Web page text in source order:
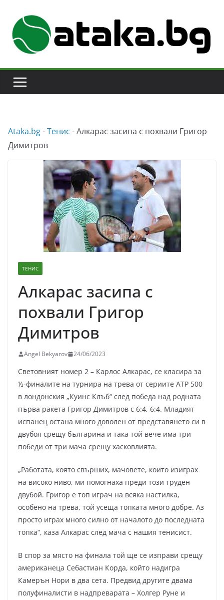
content
Аtaka.bg-Тенис -Алкарас засипа с похвали Григор
Димитров
ТЕНИС
Алкарас засипа с
похвали Григор
Димитров
Angel Bekyarov 24/06/2023
Световният номер 2 – Карлос Алкарас, се класира за
½-финалите на турнира на трева от сериите ATP 500
в лондонския „Куинс Клъб“ след победа над родната
първа ракета Григор Димитров с 6:4, 6:4. Младият
испанец остана много доволен от представянето си в
двубоя срещу българина и така той вече има три
победи от три мача срещу хасковлията.
„Работата, която свърших, мачовете, които изиграх
на високо ниво, ми помогнаха преди този труден
двубой. Григор е топ играч на всяка настилка,
особено на трева, той усеща топката много добре. Аз
просто играх много силно от началото до последната
топка“, каза Алкарас след мача с нашия тенисист.
В спор за място на финала той ще се изправи срещу
американеца Себастиан Корда, който надигра
Камерън Нори в два сета. Предвид другите двама
полуфиналисти в надпреварата – Холгер Руне и